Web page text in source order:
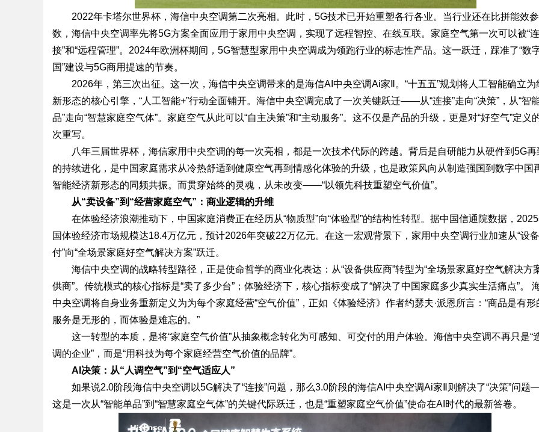
2022年卡塔尔世界杯，海信中央空调第二次亮相。此时，5G技术已开始重塑各行各业。当行业还在比拼能效参
数，海信中央空调率先将5G方案全面应用于家用中央空调，实现了远程智控、在线互联。家庭空气第一次可以被“连
接”和“远程管理”。2024年欧洲杯期间，5G智慧型家用中央空调成为领跑行业的标志性产品。这一跃迁，踩准了“数
国”建设与5G商用提速的节奏。
2026年，第三次出征。这一次，海信中央空调带来的是海信AI中央空调Ai家Ⅱ。“十五五”规划将人工智能确立为
新形态的核心引擎，“人工智能+”行动全面铺开。海信中央空调完成了一次关键跃迁——从“连接”走向“决策”，从“智
品”走向“智慧家庭空气体”。家庭空气从此可以“自主决策”和“主动服务”。这不仅是产品的升级，更是对“好空气”定义
次重写。
八年三届世界杯，海信家用中央空调的每一次亮相，都是一次技术代际的跨越。背后是自研能力从硬件到5G再
的持续进化，是中国家庭需求从冷热舒适到健康空气再到情感化体验的升级，也是政策风向从制造强国到数字中国
智能经济新形态的同频共振。而贯穿始终的灵魂，从未改变——“以领先科技重塑空气价值”。
从“卖设备”到“经营家庭空气”：商业逻辑的升维
在体验经济浪潮推动下，中国家庭消费正在经历从“物质型”向“体验型”的结构性转型。据中国信通院数据，
国体验经济市场规模达18.4万亿元，预计2026年突破22万亿元。在这一宏观背景下，家用中央空调行业加速从“设
付”向“全场景家庭好空气解决方案”跃迁。
海信中央空调的战略转型路径，正是使命哲学的商业化表达：从“设备供应商”转型为“全场景家庭好空气解决方
供商”。传统模式的核心指标是“卖了多少台”；体验经济下，核心指标变成了“解决了中国家庭多少真实生活痛点”。
中央空调将自身业务重新定义为为每个家庭经营“空气价值”，正如《体验经济》作者约瑟夫·派恩所言：“商品是有形
服务是无形的，而体验是难忘的。”
这一转型的本质，是将“家庭空气价值”从抽象概念转化为可感知、可交付的用户体验。海信中央空调不再只是“
调的企业”，而是“用科技为每个家庭经营空气价值的品牌”。
AI决策：从“人调空气”到“空气适应人”
如果说2.0阶段海信中央空调以5G解决了“连接”问题，那么3.0阶段的海信AI中央空调Ai家Ⅱ则解决了“决策”问
这是一次从“智能单品”到“智慧家庭空气体”的关键代际跃迁，也是“重塑家庭空气价值”使命在AI时代的最新答卷。